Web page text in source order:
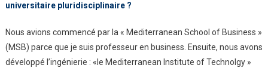
universitaire pluridisciplinaire ?
Nous avions commencé par la « Mediterranean School of Business »
(MSB) parce que je suis professeur en business. Ensuite, nous avons
développé l’ingénierie : «le Mediterranean Institute of Technolgy »